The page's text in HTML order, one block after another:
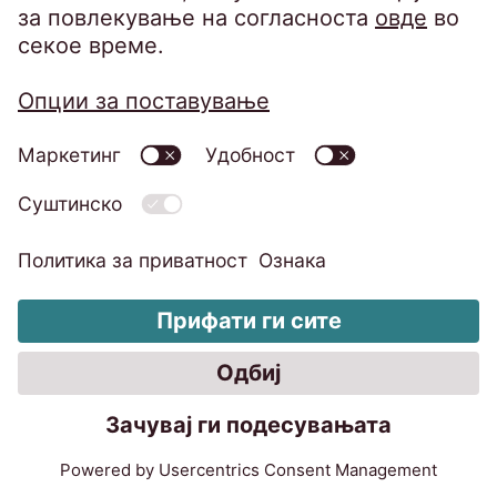
бул. Илинден бр. 109 локал 6
1000 Скопје
Македонија
Факс: +389 2 3200 334
infomk@eos-matrix.mk
ЧПП за клиенти